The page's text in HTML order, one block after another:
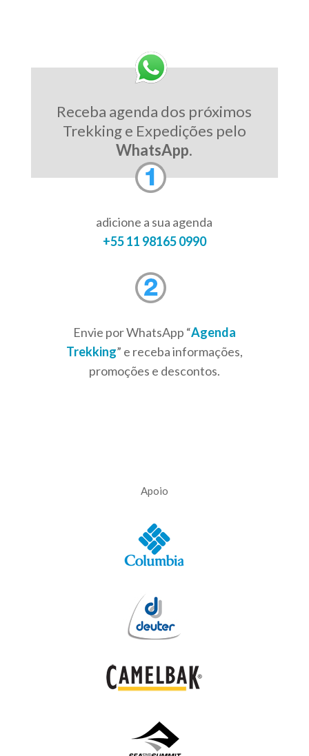
Receba agenda dos próximos
Trekking e Expedições pelo
WhatsApp.
adicione a sua agenda
+55 11 98165 0990
Envie por WhatsApp “Agenda
Trekking” e receba informações,
promoções e descontos.
Apoio